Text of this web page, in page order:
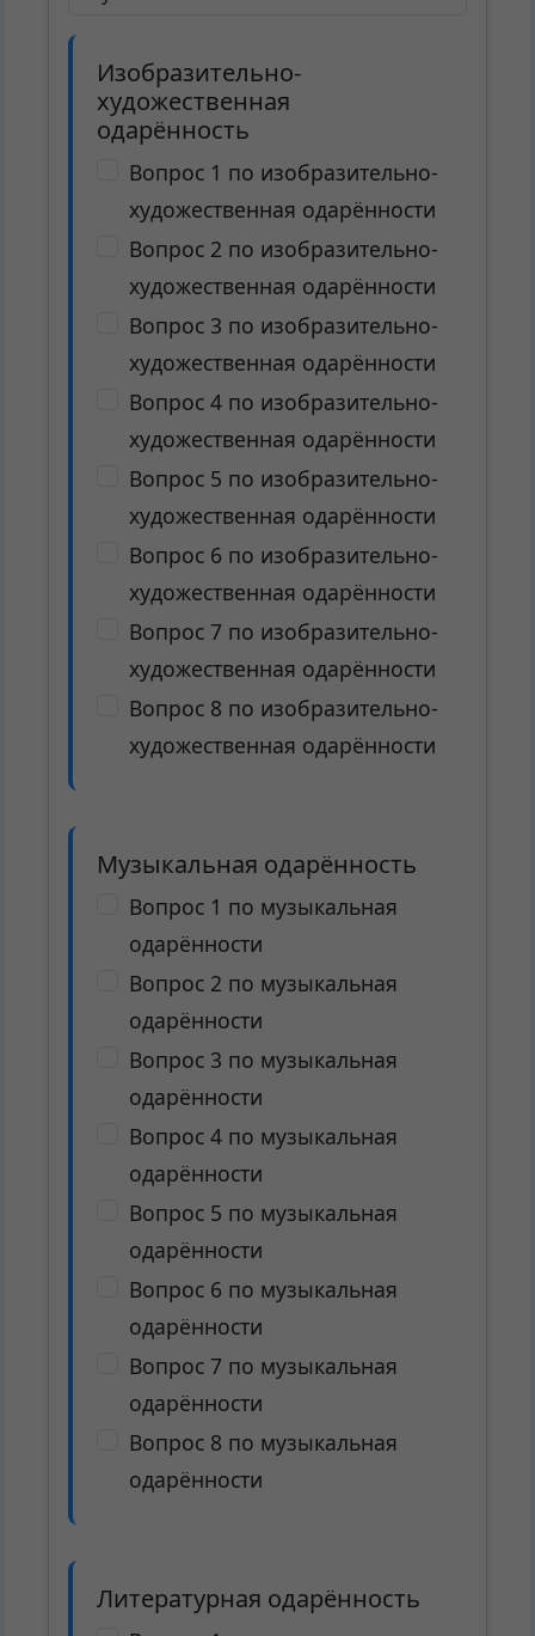
Изобразительно-
художественная
одарённость
Вопрос 1 по изобразительно-
художественная одарённости
Вопрос 2 по изобразительно-
художественная одарённости
Вопрос 3 по изобразительно-
художественная одарённости
Вопрос 4 по изобразительно-
художественная одарённости
Вопрос 5 по изобразительно-
художественная одарённости
Вопрос 6 по изобразительно-
художественная одарённости
Вопрос 7 по изобразительно-
художественная одарённости
Вопрос 8 по изобразительно-
художественная одарённости
Музыкальная одарённость
Вопрос 1 по музыкальная
одарённости
Вопрос 2 по музыкальная
одарённости
Вопрос 3 по музыкальная
одарённости
Вопрос 4 по музыкальная
одарённости
Вопрос 5 по музыкальная
одарённости
Вопрос 6 по музыкальная
одарённости
Вопрос 7 по музыкальная
одарённости
Вопрос 8 по музыкальная
одарённости
Литературная одарённость